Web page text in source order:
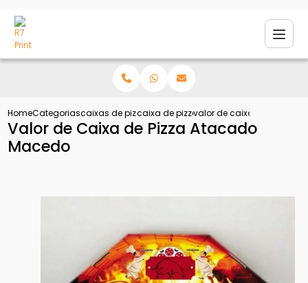
HomeCategoriascaixas de pizzacaixa de pizza atacadovalor de caixa de pizza
Valor de Caixa de Pizza Atacado
Macedo